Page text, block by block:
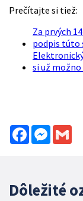
Prečítajte si tiež:
Za prvých
podpis túto
si už
Facebook
Dôležité